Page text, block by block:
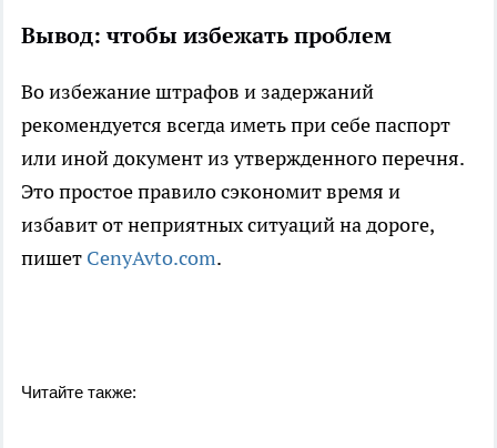
Вывод: чтобы избежать проблем
Во избежание штрафов и задержаний
рекомендуется всегда иметь при себе паспорт
или иной документ из утвержденного перечня.
Это простое правило сэкономит время и
избавит от неприятных ситуаций на дороге,
пишет CenyAvto.com.
Читайте также: